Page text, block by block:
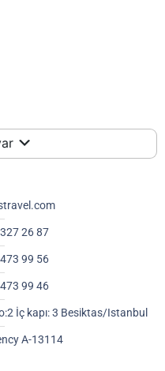
26 87
99 56
99 46
İç kapı: 3 Besiktas/Istanbul
A-13114